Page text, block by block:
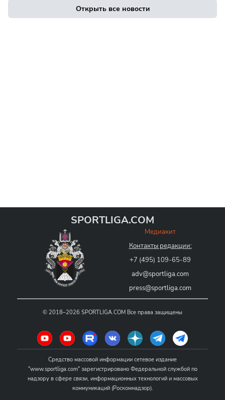
Открыть все новости
SPORTLIGA.COM
Медиакит
Контакты редакции:
+7 (495) 109-65-89
adv@sportliga.com
press@sportliga.com
© 2018–2026 SPORTLIGA.COM Все права защищены
Средство массовой информации сетевое издание
"www.sportliga.com" зарегистрировано Федеральной службой по
надзору в сфере связи, информационных технологий и массовых
коммуникаций (Роскомнадзор).